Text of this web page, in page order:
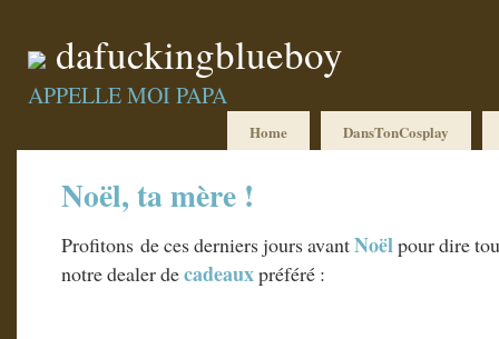
dafuckingblueboy
APPELLE MOI PAPA
Home DansTonCosplay
Noël, ta mère !
Profitons de ces derniers jours avantNoëlpour dire
notre dealer decadeauxpréféré :